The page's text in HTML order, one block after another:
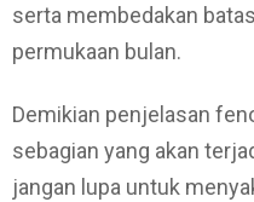
serta membedakan
permukaan bulan.
Demikian penjelasan
sebagian yang akan
jangan lupa untuk